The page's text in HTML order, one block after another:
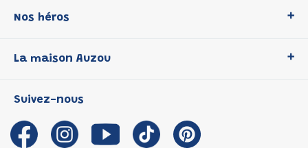
Nos héros
P'tit Loup
Les Influenceuses
Migali
La maison Auzou
Notre histoire
Auzou s'engage
Suivez-nous